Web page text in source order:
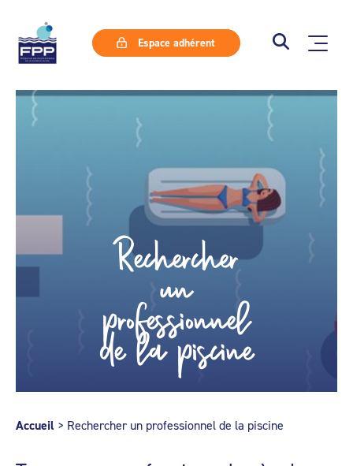
Espace adhérent
Rechercher
un
professionnel
de la piscine
Accueil > Rechercher un professionnel de la piscine